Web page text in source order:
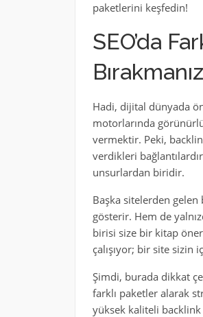
paketlerini keşfedin!
SEO’da
Hadi, dijital dünyada
motorlarında
vermektir. Peki,
verdikleri
unsurlardan biridir.
Başka sitelerden
gösterir. Hem de
birisi size bir kitap
çalışıyor; bir site
Şimdi, burada dikkat
farklı paketler alarak
yüksek kaliteli